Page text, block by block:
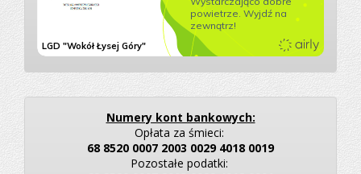
Numery kont bankowych:
Opłata za śmieci:
68 8520 0007 2003 0029 4018 0019
Pozostałe podatki: